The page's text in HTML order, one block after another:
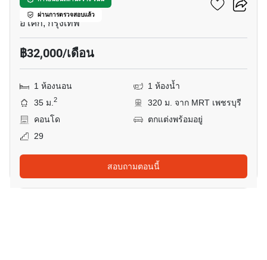
ผ่านการตรวจสอบแล้ว
อโศก, กรุงเทพ
฿32,000/เดือน
1 ห้องนอน
1 ห้องน้ำ
35 ม.2
320 ม. จาก MRT เพชรบุรี
คอนโด
ตกแต่งพร้อมอยู่
29
สอบถามตอนนี้